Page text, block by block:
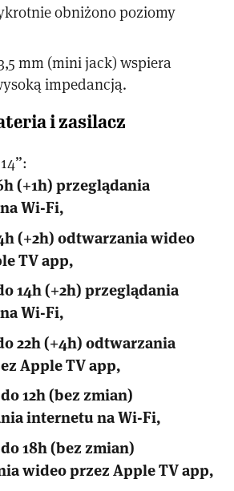
obniżono poziomy
mm (mini jack) wspiera
impedancją.
i zasilacz
(+1h) przeglądania
Wi-Fi,
(+2h) odtwarzania wideo
TV app,
14h (+2h) przeglądania
Wi-Fi,
22h (+4h) odtwarzania
Apple TV app,
12h (bez zmian)
internetu na Wi-Fi,
18h (bez zmian)
wideo przez Apple TV app,